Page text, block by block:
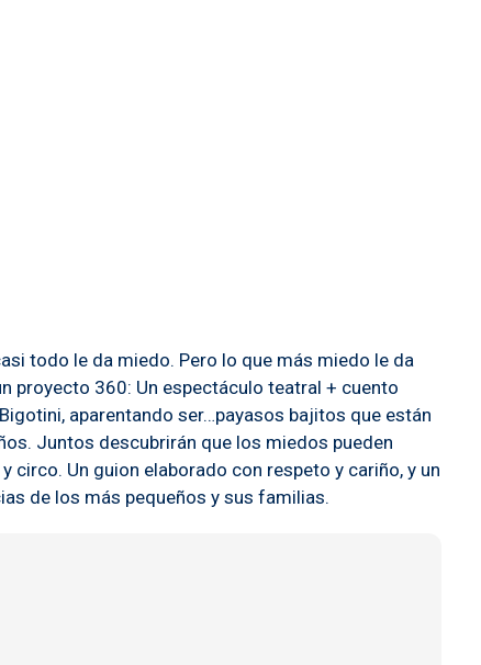
todo le da miedo. Pero lo que más miedo le da
proyecto 360: Un espectáculo teatral + cuento
aparentando ser…payasos bajitos que están
Juntos descubrirán que los miedos pueden
Un guion elaborado con respeto y cariño, y un
de los más pequeños y sus familias.